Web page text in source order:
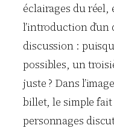
éclairages du réel,
l’introduction
discussion :
possibles, un
juste ? Dans
billet, le simple
personnages